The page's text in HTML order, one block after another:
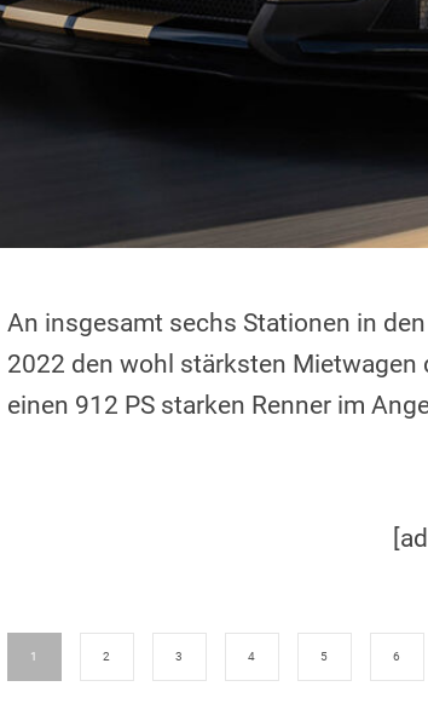
An insgesamt sechs Stationen in
2022 den wohl stärksten Mietwagen
einen 912 PS starken Renner im
1 2 3 4 5 6